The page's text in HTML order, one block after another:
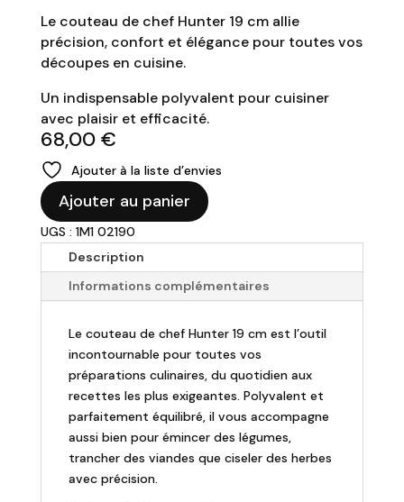
Le couteau de chef Hunter 19 cm allie
précision, confort et élégance pour toutes vos
découpes en cuisine.
Un indispensable polyvalent pour cuisiner
avec plaisir et efficacité.
68,00 €
Ajouter à la liste d’envies
quantité
de
Couteau
chef
Hunter
Ajouter au panier
UGS : 1M1 02190
Description
Informations complémentaires
Le couteau de chef Hunter 19 cm est l’outil
incontournable pour toutes vos
préparations culinaires, du quotidien aux
recettes les plus exigeantes. Polyvalent et
parfaitement équilibré, il vous accompagne
aussi bien pour émincer des légumes,
trancher des viandes que ciseler des herbes
avec précision.